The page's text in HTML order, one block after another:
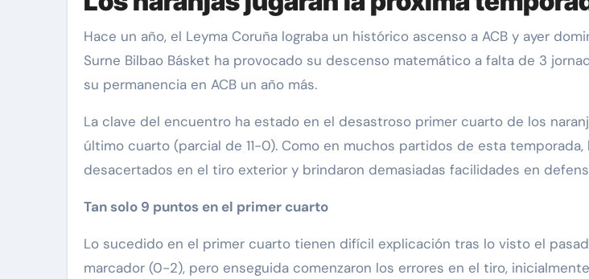
Hace un año, el Leyma Coruña lograba un histórico ascenso a ACB y ayer domingo, en la cancha de Miribilla, la derrota sin paliativos ante el
Surne Bilbao Básket ha provocado su descenso matemático a falta de 3
su permanencia en ACB un año más.
La clave del encuentro ha estado en el desastroso primer cuarto de los
último cuarto (parcial de 11-0). Como en muchos partidos de esta
desacertados en el tiro exterior y brindaron demasiadas facilidades en
Tan solo 9 puntos en el primer cuarto
Lo sucedido en el primer cuarto tienen difícil explicación tras lo visto el
marcador (0-2), pero enseguida comenzaron los errores en el tiro,